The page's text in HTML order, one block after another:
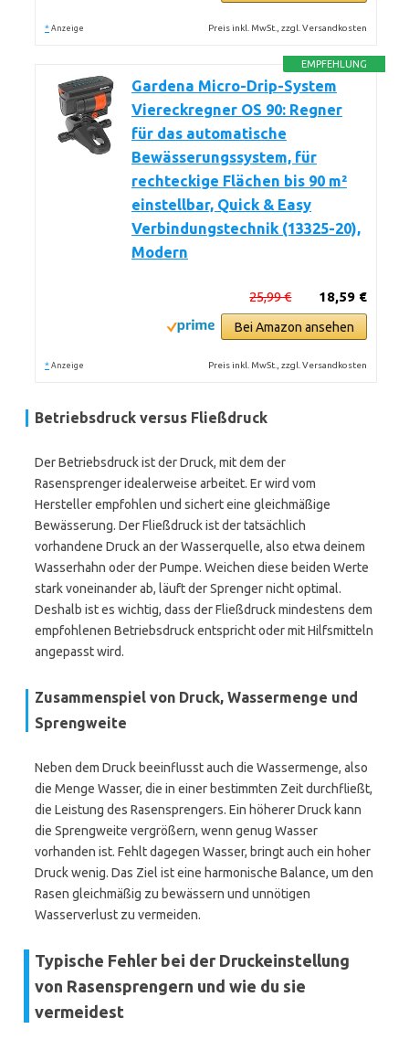
* Anzeige Preis inkl. MwSt., zzgl. Versandkosten
EMPFEHLUNG
Gardena Micro-Drip-System
Viereckregner OS 90: Regner
für das automatische
Bewässerungssystem, für
rechteckige Flächen bis 90 m²
einstellbar, Quick & Easy
Verbindungstechnik (13325-20),
Modern
18,59 €
25,99 €
Bei Amazon ansehen
* Anzeige Preis inkl. MwSt., zzgl. Versandkosten
Betriebsdruck versus Fließdruck
Der Betriebsdruck ist der Druck, mit dem der
Rasensprenger idealerweise arbeitet. Er wird vom
Hersteller empfohlen und sichert eine gleichmäßige
Bewässerung. Der Fließdruck ist der tatsächlich
vorhandene Druck an der Wasserquelle, also etwa deinem
Wasserhahn oder der Pumpe. Weichen diese beiden Werte
stark voneinander ab, läuft der Sprenger nicht optimal.
Deshalb ist es wichtig, dass der Fließdruck mindestens dem
empfohlenen Betriebsdruck entspricht oder mit Hilfsmitteln
angepasst wird.
Zusammenspiel von Druck, Wassermenge und
Sprengweite
Neben dem Druck beeinflusst auch die Wassermenge, also
die Menge Wasser, die in einer bestimmten Zeit durchfließt,
die Leistung des Rasensprengers. Ein höherer Druck kann
die Sprengweite vergrößern, wenn genug Wasser
vorhanden ist. Fehlt dagegen Wasser, bringt auch ein hoher
Druck wenig. Das Ziel ist eine harmonische Balance, um den
Rasen gleichmäßig zu bewässern und unnötigen
Wasserverlust zu vermeiden.
Typische Fehler bei der Druckeinstellung
von Rasensprengern und wie du sie
vermeidest